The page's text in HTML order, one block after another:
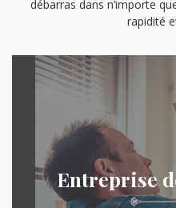
débarras dans n’importe
rapidité
Entreprise